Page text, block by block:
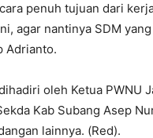
penuh tujuan dari
agar nantinya SDM
Adrianto.
oleh Ketua PWNU
Kab Subang Asep
lainnya. (Red).